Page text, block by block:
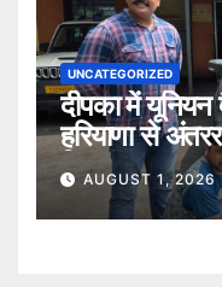
UNCATEGORIZED
दीपका में
हरियाणा से
गिरफ्तार।
AUGUST 1, 2026